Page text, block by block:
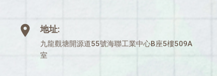
地址:
九龍觀塘開源道55號海聯工業中心B座5樓509A
室